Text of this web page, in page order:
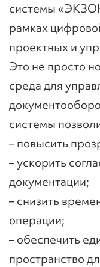
системы
рамках
проектных и
Это не просто
среда для
системы
– повысить
– ускорить
документации;
– снизить
операции;
– обеспечить
пространство